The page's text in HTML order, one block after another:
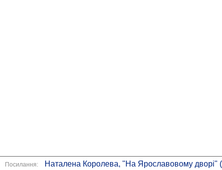
Посилання:
Наталена Королева, "На Ярославовому дворі"